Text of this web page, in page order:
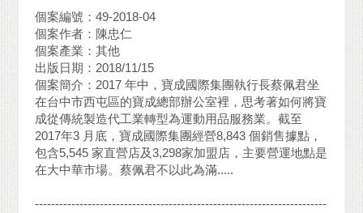
個案編號：49-2018-04
個案作者：陳忠仁
個案產業：其他
出版日期：2018/11/15
個案簡介：2017 年中，寶成國際集團執行長蔡佩君坐
在台中市西屯區的寶成總部辦公室裡，思考著如何將寶
成從傳統製造代工業轉型為運動用品服務業。截至
2017年3 月底，寶成國際集團經營8,843 個銷售據點，
包含5,545 家直營店及3,298家加盟店，主要營運地點是
在大中華市場。蔡佩君不以此為滿.....
------------------------------------------------------------------------